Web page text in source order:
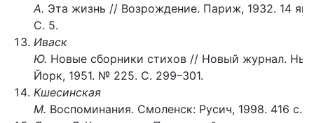
А. Эта жизнь // Возрождение. Париж, 1932. 14
С. 5.
Иваск
Ю. Новые сборники стихов // Новый журнал.
Йорк, 1951. № 225. С. 299–301.
Кшесинская
М. Воспоминания. Смоленск: Русич, 1998. 416 с.